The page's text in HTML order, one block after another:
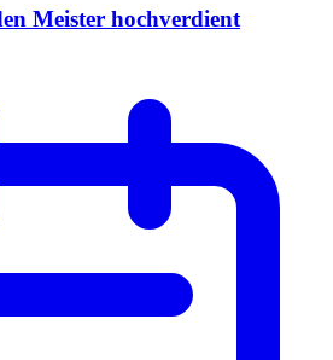
Meister hochverdient